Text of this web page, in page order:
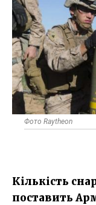
Фото Raytheon
Кількість
поставить